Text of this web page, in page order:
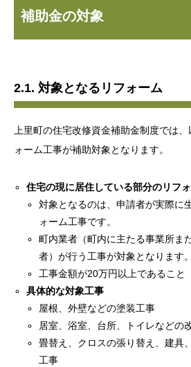
補助金の対象
2.1. 対象となるリフォーム
上里町の住宅改修資金補助金制度では
ォーム工事が補助対象となります。
住宅の現に居住している部分のリフ
対象となるのは、申請者が実際に
ォーム工事です。
町内業者（町内に主たる事業所ま
者）が行う工事が対象となります。
工事金額が20万円以上であること
具体的な対象工事
屋根、外壁などの塗装工事
居室、浴室、台所、トイレなどの
畳替え、クロスの張り替え、建具
工事